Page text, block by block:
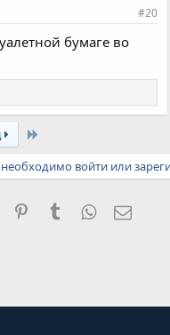
#20
бумаге во
Last
войти или
PinterestTumblrWhatsApp